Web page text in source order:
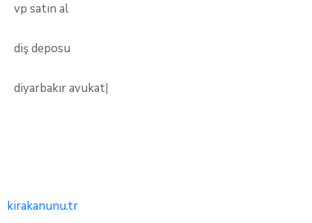
vp satın al
diş deposu
diyarbakır avukat|
kirakanunu.tr